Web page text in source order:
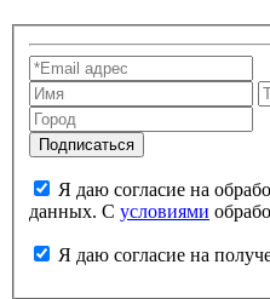
данных. С условиями
Я даю согласие на